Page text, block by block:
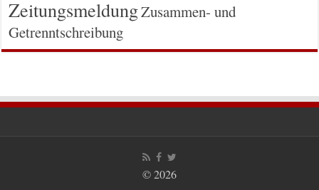
ZeitungsmeldungZusammen- und
Getrenntschreibung
© 2026